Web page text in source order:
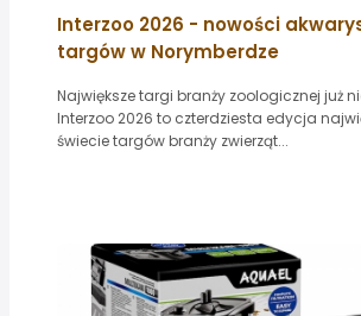
Interzoo 2026 - nowości
targów w Norymberdze
Największe targi branży zoologicznej już
Interzoo 2026 to czterdziesta edycja
świecie targów branży zwierząt...